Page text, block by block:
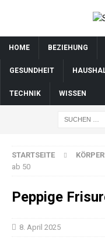
HOME BEZIEHUNG
GESUNDHEIT
TECHNIK WISSEN
STARTSEITE
ab 50
Peppige
8. April 2025